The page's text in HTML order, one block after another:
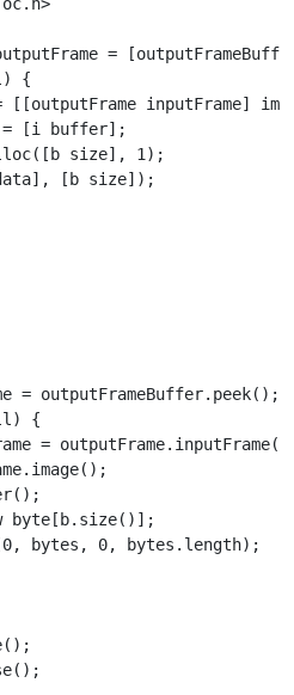
=
{
[[outputFrame inputFrame]
[i buffer];
size], 1);
[b size]);
= outputFrameBuffer.peek();
{
=
byte[b.size()];
bytes, 0, bytes.length);